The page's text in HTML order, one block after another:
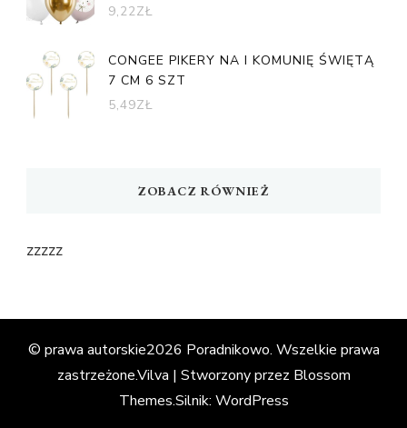
9,22ZŁ
CONGEE PIKERY NA I KOMUNIĘ ŚWIĘTĄ
7 CM 6 SZT
5,49ZŁ
ZOBACZ RÓWNIEŻ
zzzzz
© prawa autorskie2026 Poradnikowo. Wszelkie prawa
zastrzeżone.Vilva | Stworzony przez Blossom
Themes.Silnik: WordPress